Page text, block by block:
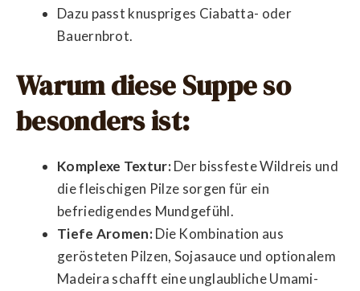
Dazu passt knuspriges Ciabatta- oder
Bauernbrot.
Warum diese Suppe so
besonders ist:
Komplexe Textur:Der bissfeste Wildreis und
die fleischigen Pilze sorgen für ein
befriedigendes Mundgefühl.
Tiefe Aromen:Die Kombination aus
gerösteten Pilzen, Sojasauce und optionalem
Madeira schafft eine unglaubliche Umami-